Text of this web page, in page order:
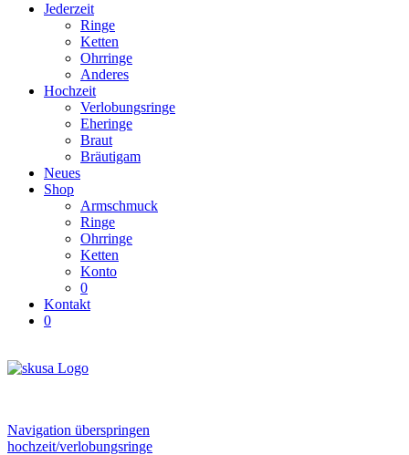
Jederzeit
Ringe
Ketten
Ohrringe
Anderes
Hochzeit
Verlobungsringe
Eheringe
Braut
Bräutigam
Neues
Shop
Armschmuck
Ringe
Ohrringe
Ketten
Konto
0
Kontakt
0
Navigation überspringen
hochzeit/verlobungsringe